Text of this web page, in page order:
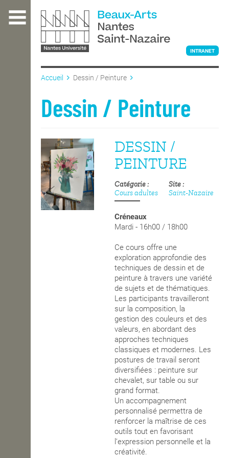
contenu
L'ÉCOLE
ENSEIGNEMENT
INTERNATIONAL
COURS PUBLICS
INTRANET
Accueil Dessin / Peinture
Dessin / Peinture
DESSIN /
PEINTURE
Catégorie
Cours adultes
Site
Saint-Nazaire
Créneaux
Mardi - 16h00 / 18h00
Ce cours offre une
exploration approfondie des
techniques de dessin et de
peinture à travers une variété
de sujets et de thématiques.
Les participants travailleront
sur la composition, la
gestion des couleurs et des
valeurs, en abordant des
approches techniques
classiques et modernes. Les
postures de travail seront
diversifiées : peinture sur
chevalet, sur table ou sur
grand format.
Un accompagnement
personnalisé permettra de
renforcer la maîtrise de ces
outils tout en favorisant
l’expression personnelle et la
créativité.